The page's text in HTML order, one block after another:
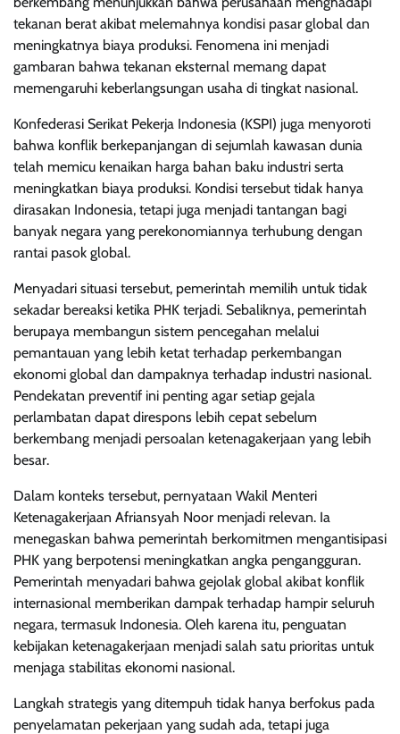
tekanan berat akibat melemahnya kondisi pasar global dan
meningkatnya biaya produksi. Fenomena ini menjadi
gambaran bahwa tekanan eksternal memang dapat
memengaruhi keberlangsungan usaha di tingkat nasional.
Konfederasi Serikat Pekerja Indonesia (KSPI) juga menyoroti
bahwa konflik berkepanjangan di sejumlah kawasan dunia
telah memicu kenaikan harga bahan baku industri serta
meningkatkan biaya produksi. Kondisi tersebut tidak hanya
dirasakan Indonesia, tetapi juga menjadi tantangan bagi
banyak negara yang perekonomiannya terhubung dengan
rantai pasok global.
Menyadari situasi tersebut, pemerintah memilih untuk tidak
sekadar bereaksi ketika PHK terjadi. Sebaliknya, pemerintah
berupaya membangun sistem pencegahan melalui
pemantauan yang lebih ketat terhadap perkembangan
ekonomi global dan dampaknya terhadap industri nasional.
Pendekatan preventif ini penting agar setiap gejala
perlambatan dapat direspons lebih cepat sebelum
berkembang menjadi persoalan ketenagakerjaan yang lebih
besar.
Dalam konteks tersebut, pernyataan Wakil Menteri
Ketenagakerjaan Afriansyah Noor menjadi relevan. Ia
menegaskan bahwa pemerintah berkomitmen mengantisipasi
PHK yang berpotensi meningkatkan angka pengangguran.
Pemerintah menyadari bahwa gejolak global akibat konflik
internasional memberikan dampak terhadap hampir seluruh
negara, termasuk Indonesia. Oleh karena itu, penguatan
kebijakan ketenagakerjaan menjadi salah satu prioritas untuk
menjaga stabilitas ekonomi nasional.
Langkah strategis yang ditempuh tidak hanya berfokus pada
penyelamatan pekerjaan yang sudah ada, tetapi juga